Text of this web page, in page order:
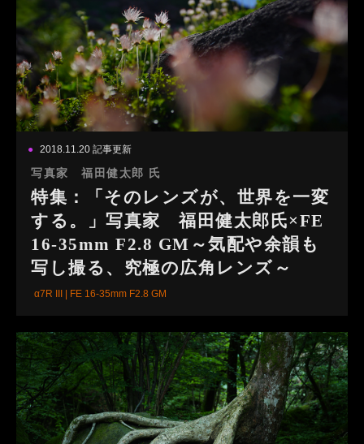
2018.11.20 記事更新
写真家 福田健太郎 氏
特集：「そのレンズが、世界を一変
する。」写真家 福田健太郎氏×FE
16-35mm F2.8 GM～気配や余韻も
写し撮る、究極の広角レンズ～
α7R III | FE 16-35mm F2.8 GM